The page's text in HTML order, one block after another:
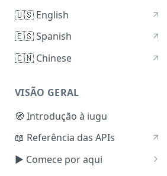
🇺🇸 English
🇪🇸 Spanish
🇨🇳 Chinese
VISÃO GERAL
🧭 Introdução à iugu
📖 Referência das APIs
▶️ Comece por aqui